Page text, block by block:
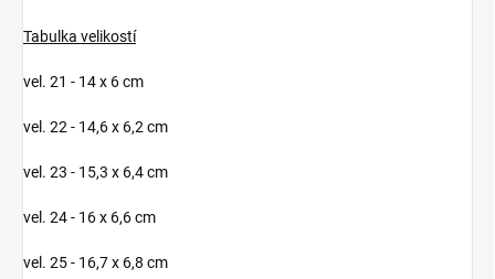
Tabulka velikostí
vel. 21 - 14 x 6 cm
vel. 22 - 14,6 x 6,2 cm
vel. 23 - 15,3 x 6,4 cm
vel. 24 - 16 x 6,6 cm
vel. 25 - 16,7 x 6,8 cm